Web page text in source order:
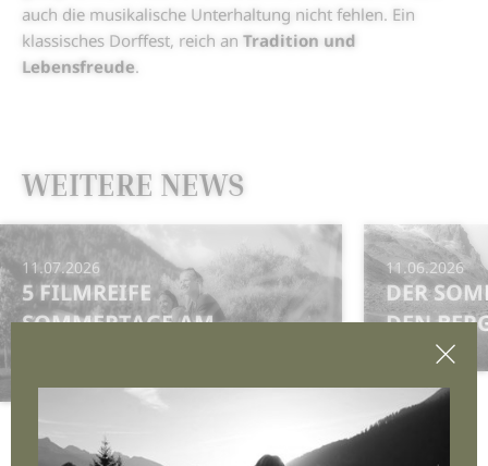
auch die musikalische Unterhaltung nicht fehlen. Ein
klassisches Dorffest, reich an Tradition und
Lebensfreude.
WEITERE NEWS
11.07.2026
5 FILMREIFE
SOMMERTAGE AM
11.06.2026
DER
DEN